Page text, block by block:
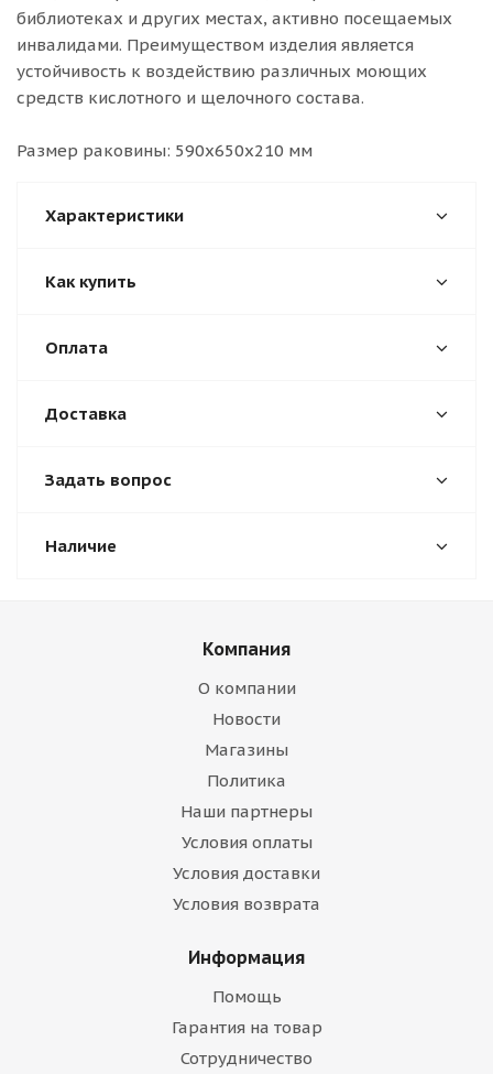
библиотеках и других местах, активно посещаемых
инвалидами. Преимуществом изделия является
устойчивость к воздействию различных моющих
средств кислотного и щелочного состава.
Размер раковины: 590х650х210 мм
Характеристики
Как купить
Оплата
Доставка
Задать вопрос
Наличие
Компания
О компании
Новости
Магазины
Политика
Наши партнеры
Условия оплаты
Условия доставки
Условия возврата
Информация
Помощь
Гарантия на товар
Сотрудничество